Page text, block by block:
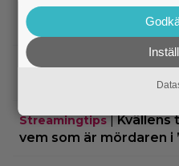
Klassiker|90-talets
Viaplay: ”Sjuk humor
HBO Max|Nu på HBO
bästa roll i ”fullkomligt
Streamingtips|Kvällens
vem som är mördaren i